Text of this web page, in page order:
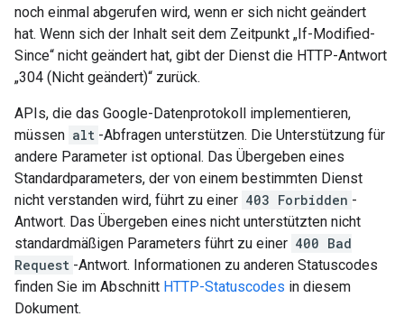
noch einmal abgerufen wird, wenn er sich nicht geändert
hat. Wenn sich der Inhalt seit dem Zeitpunkt „If-Modified-
Since“ nicht geändert hat, gibt der Dienst die HTTP-Antwort
„304 (Nicht geändert)“ zurück.
APIs, die das Google-Datenprotokoll implementieren,
müssen alt -Abfragen unterstützen. Die Unterstützung für
andere Parameter ist optional. Das Übergeben eines
Standardparameters, der von einem bestimmten Dienst
nicht verstanden wird, führt zu einer 403 Forbidden -
Antwort. Das Übergeben eines nicht unterstützten nicht
standardmäßigen Parameters führt zu einer 400 Bad
Request -Antwort. Informationen zu anderen Statuscodes
finden Sie im Abschnitt HTTP-Statuscodes in diesem
Dokument.